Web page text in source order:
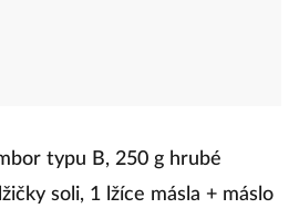
typu B, 250 g hrubé
soli, 1 lžíce másla + máslo